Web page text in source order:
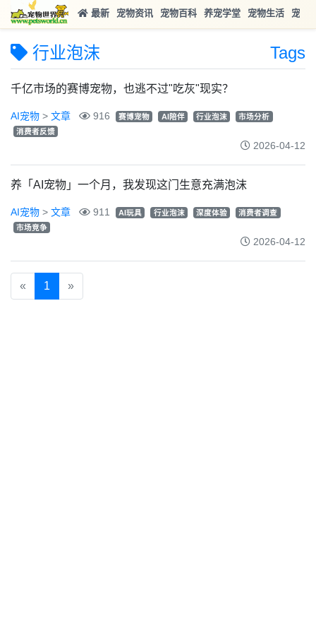
最新 宠物资讯 宠物百科 养宠学堂 宠物生活 宠物
行业泡沫 Tags
千亿市场的赛博宠物，也逃不过"吃灰"现实？
AI宠物 > 文章 916 赛博宠物 AI陪伴 行业泡沫
市场分析
消费者反馈
2026-04-12
养「AI宠物」一个月，我发现这门生意充满泡沫
AI宠物 > 文章 911 AI玩具 行业泡沫 深度体验
消费者调查
市场竞争
2026-04-12
« 1 »